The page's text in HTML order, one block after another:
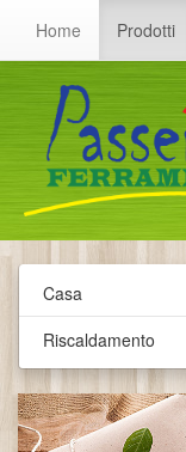
Home Prodotti
Casa
Riscaldamento